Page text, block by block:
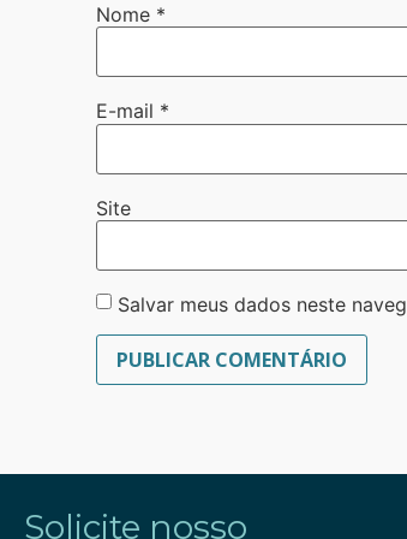
Nome *
E-mail *
Site
Salvar meus dados neste
Solicite nosso